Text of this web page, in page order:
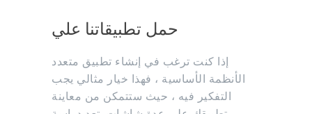
حمل تطبيقاتنا علي
إذا كنت ترغب في إنشاء تطبيق متعدد
الأنظمة الأساسية ، فهذا خيار مثالي يجب
التفكير فيه ، حيث ستتمكن من معاينة